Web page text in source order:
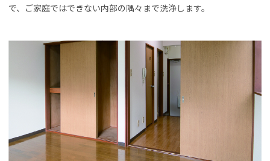
で、ご家庭ではできない内部の隅々まで洗浄します。